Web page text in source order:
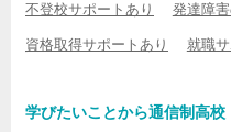
不登校サポートあり 発達障
資格取得サポートあり 就職
学びたいことから通信制高